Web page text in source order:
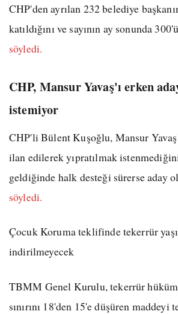
CHP'den ayrılan 232 belediye
katıldığını ve sayının ay sonunda
söyledi.
CHP, Mansur Yavaş'ı erken
istemiyor
CHP'li Bülent Kuşoğlu, Mansur
ilan edilerek yıpratılmak
geldiğinde halk desteği sürerse aday
söyledi.
Çocuk Koruma teklifinde tekerrür
indirilmeyecek
TBMM Genel Kurulu, tekerrür
sınırını 18'den 15'e düşüren maddeyi